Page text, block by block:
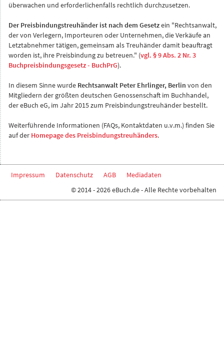
überwachen und erforderlichenfalls rechtlich durchzusetzen.
Der Preisbindungstreuhänder ist nach dem Gesetzein "Rechtsanwalt,
der von Verlegern, Importeuren oder Unternehmen, die Verkäufe an
Letztabnehmer tätigen, gemeinsam als Treuhänder damit beauftragt
worden ist, ihre Preisbindung zu betreuen." (vgl. § 9 Abs. 2 Nr. 3
Buchpreisbindungsgesetz - BuchPrG).
In diesem Sinne wurde Rechtsanwalt Peter Ehrlinger, Berlin von den
Mitgliedern der größten deutschen Genossenschaft im Buchhandel,
der eBuch eG, im Jahr 2015 zum Preisbindungstreuhänder bestellt.
Weiterführende Informationen (FAQs, Kontaktdaten u.v.m.) finden Sie
auf der Homepage des Preisbindungstreuhänders.
Impressum Datenschutz AGB
Mediadaten
© 2014 - 2026 eBuch.de - Alle Rechte vorbehalten